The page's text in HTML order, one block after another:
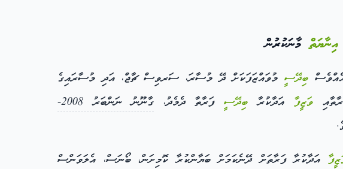
އިނާޔަތްމާނަކުރުން
ބިދޭސީ މުވައްޒަފަކަށް ދޭ މުސާރަ، ސަރވިސް ޗާޖް، އަދި މުސާރައިގެ
ވަޒީފާ އަދާކުރާ ބިދޭސީފަރާތާ ދެމެދު،
ގާނޫނު ނަންބަރު 2008-
އަދާކުރާ ފަރާތަށް ދޭނެކަމަށް ބަޔާންކުރާ ކޮމިށަން، ބޯނަސް، އެލަވަންސް